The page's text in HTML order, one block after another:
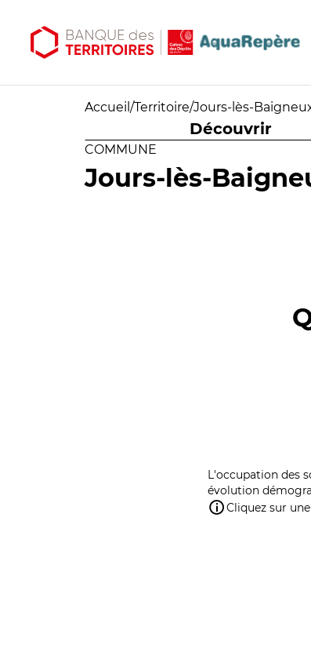
Accueil /Territoire/Jours-lès-
Découvrir
COMMUNE
Jours-lès-
L'occupation des
évolution
Cliquez sur